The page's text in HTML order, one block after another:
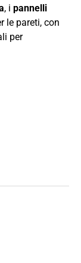
, i pannelli
le pareti, con
per